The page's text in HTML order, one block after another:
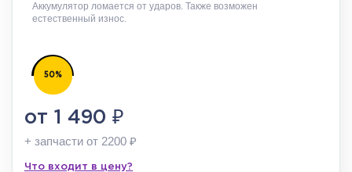
Аккумулятор ломается от ударов. Также возможен
естественный износ.
50%
от 1 490 ₽
+ запчасти от 2200 ₽
Что входит в цену?